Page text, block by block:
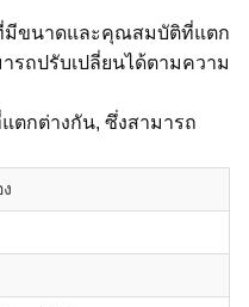
มีขนาดและคุณสมบัติที่แตก
ถปรับเปลี่ยนได้ตามความ
ตกต่างกัน, ซึ่งสามารถ